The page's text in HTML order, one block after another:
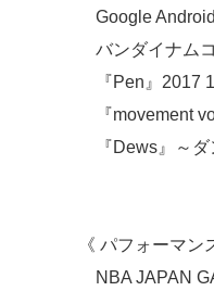
Google Android
バンダイナム
『Pen』2017
『movement
『Dews』～ダ
な
《 パフォーマン
NBA JAPAN